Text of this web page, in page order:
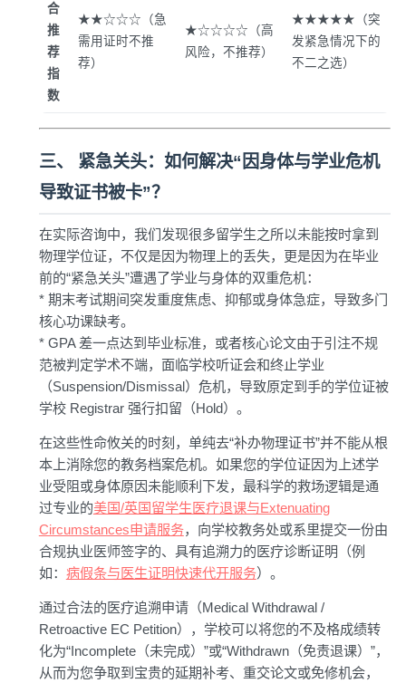
合
推
荐
指
数
★★☆☆☆（急
需用证时不推
荐）
★☆☆☆☆（高
风险，不推荐）
★★★★★（突
发紧急情况下的
不二之选）
三、 紧急关头：如何解决“因身体与学业危机
导致证书被卡”？
在实际咨询中，我们发现很多留学生之所以未能按时拿到
物理学位证，不仅是因为物理上的丢失，更是因为在毕业
前的“紧急关头”遭遇了学业与身体的双重危机：
* 期末考试期间突发重度焦虑、抑郁或身体急症，导致多门
核心功课缺考。
* GPA 差一点达到毕业标准，或者核心论文由于引注不规
范被判定学术不端，面临学校听证会和终止学业
（Suspension/Dismissal）危机，导致原定到手的学位证被
学校 Registrar 强行扣留（Hold）。
在这些性命攸关的时刻，单纯去“补办物理证书”并不能从根
本上消除您的教务档案危机。如果您的学位证因为上述学
业受阻或身体原因未能顺利下发，最科学的救场逻辑是通
过专业的美国/英国留学生医疗退课与Extenuating
Circumstances申请服务，向学校教务处或系里提交一份由
合规执业医师签字的、具有追溯力的医疗诊断证明（例
如： 病假条与医生证明快速代开服务）。
通过合法的医疗追溯申请（Medical Withdrawal /
Retroactive EC Petition），学校可以将您的不及格成绩转
化为“Incomplete（未完成）”或“Withdrawn（免责退课）”，
从而为您争取到宝贵的延期补考、重交论文或免修机会，